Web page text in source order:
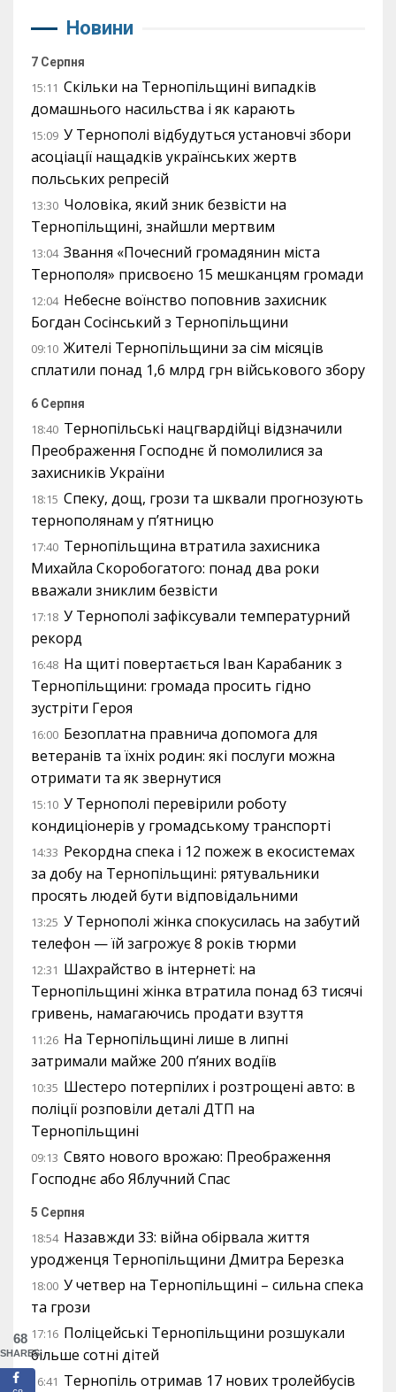
Новини
7 Серпня
15:11 Скільки на Тернопільщині випадків
домашнього насильства і як карають
15:09 У Тернополі відбудуться установчі збори
асоціації нащадків українських жертв
польських репресій
13:30 Чоловіка, який зник безвісти на
Тернопільщині, знайшли мертвим
13:04 Звання «Почесний громадянин міста
Тернополя» присвоєно 15 мешканцям громади
12:04 Небесне воїнство поповнив захисник
Богдан Сосінський з Тернопільщини
09:10 Жителі Тернопільщини за сім місяців
сплатили понад 1,6 млрд грн військового збору
6 Серпня
18:40 Тернопільські нацгвардійці відзначили
Преображення Господнє й помолилися за
захисників України
18:15 Спеку, дощ, грози та шквали прогнозують
тернополянам у п’ятницю
17:40 Тернопільщина втратила захисника
Михайла Скоробогатого: понад два роки
вважали зниклим безвісти
17:18 У Тернополі зафіксували температурний
рекорд
16:48 На щиті повертається Іван Карабаник з
Тернопільщини: громада просить гідно
зустріти Героя
16:00 Безоплатна правнича допомога для
ветеранів та їхніх родин: які послуги можна
отримати та як звернутися
15:10 У Тернополі перевірили роботу
кондиціонерів у громадському транспорті
14:33 Рекордна спека і 12 пожеж в екосистемах
за добу на Тернопільщині: рятувальники
просять людей бути відповідальними
13:25 У Тернополі жінка спокусилась на забутий
телефон — їй загрожує 8 років тюрми
12:31 Шахрайство в інтернеті: на
Тернопільщині жінка втратила понад 63 тисячі
гривень, намагаючись продати взуття
11:26 На Тернопільщині лише в липні
затримали майже 200 п’яних водіїв
10:35 Шестеро потерпілих і розтрощені авто: в
поліції розповіли деталі ДТП на
Тернопільщині
09:13 Свято нового врожаю: Преображення
Господнє або Яблучний Спас
5 Серпня
18:54 Назавжди 33: війна обірвала життя
уродженця Тернопільщини Дмитра Березка
18:00 У четвер на Тернопільщині – сильна спека
та грози
17:16 Поліцейські Тернопільщини розшукали
більше сотні дітей
16:41 Тернопіль отримав 17 нових тролейбусів
68
SHARES